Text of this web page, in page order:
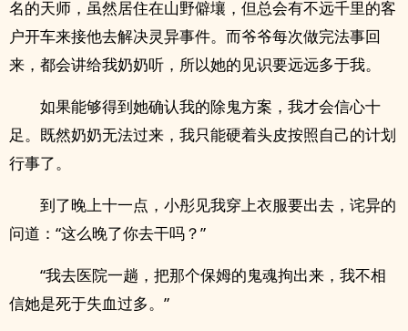
名的天师，虽然居住在山野僻壤，但总会有不远千里的客
户开车来接他去解决灵异事件。而爷爷每次做完法事回
来，都会讲给我奶奶听，所以她的见识要远远多于我。
如果能够得到她确认我的除鬼方案，我才会信心十
足。既然奶奶无法过来，我只能硬着头皮按照自己的计划
行事了。
到了晚上十一点，小彤见我穿上衣服要出去，诧异的
问道：“这么晚了你去干吗？”
“我去医院一趟，把那个保姆的鬼魂拘出来，我不相
信她是死于失血过多。”